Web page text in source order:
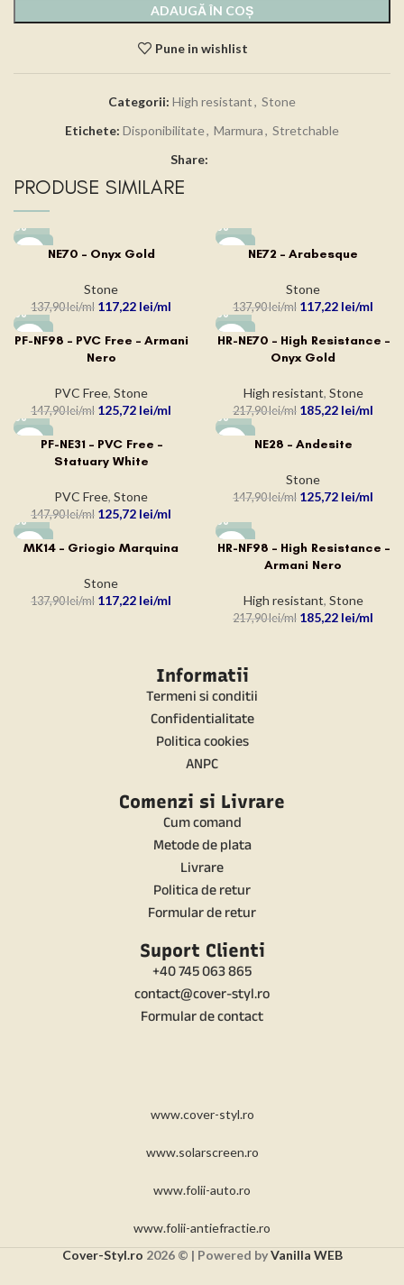
ADAUGĂ ÎN COȘ
Pune in wishlist
Categorii: High resistant, Stone
Etichete: Disponibilitate, Marmura, Stretchable
Share:
PRODUSE SIMILARE
-15%NE70 – Onyx Gold
Stone
137,90lei 117,22 lei
-15%NE72 – Arabesque
Stone
137,90lei 117,22 lei
-15%
PF-NF98 – PVC Free – Armani
Nero
PVC Free, Stone
147,90lei 125,72 lei
-15%
HR-NE70 – High Resistance –
Onyx Gold
High resistant, Stone
217,90lei 185,22 lei
-15%PF-NE31 – PVC Free –
Statuary White
PVC Free, Stone
147,90lei 125,72 lei
-15% NE28 – Andesite
Stone
147,90lei 125,72 lei
-15%
MK14 – Griogio Marquina
Stone
137,90lei 117,22 lei
-15%
HR-NF98 – High Resistance –
Armani Nero
High resistant, Stone
217,90lei 185,22 lei
Informatii
Termeni si conditii
Confidentialitate
Politica cookies
ANPC
Comenzi si Livrare
Cum comand
Metode de plata
Livrare
Politica de retur
Formular de retur
Suport Clienti
+40 745 063 865
contact@cover-styl.ro
Formular de contact
www.cover-styl.ro
www.solarscreen.ro
www.folii-auto.ro
www.folii-antiefractie.ro
Cover-Styl.ro 2026 © | Powered byVanilla WEB